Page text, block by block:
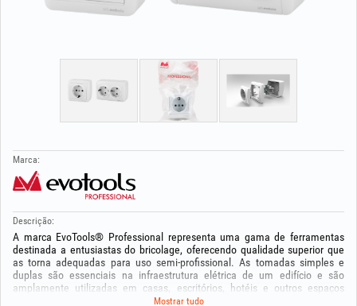
Marca:
Descrição:
A marca EvoTools® Professional representa uma gama de ferramentas
destinada a entusiastas do bricolage, oferecendo qualidade superior que
as torna adequadas para uso semi‑profissional. As tomadas simples e
duplas são essenciais na infraestrutura elétrica de um edifício e são
amplamente utilizadas em casas, escritórios, hotéis e outros espaços
comerciais. São concebidas para cumprir as normas de segurança elétrica
Mostrar tudo